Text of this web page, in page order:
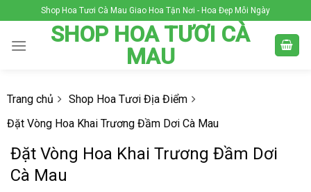
to
content
Shop Hoa Tươi Cà Mau Giao Hoa Tận Nơi - Hoa Đẹp Mỗi Ngày
SHOP HOA TƯƠI CÀ
MAU
Trang chủ
Shop Hoa Tươi Địa Điểm
Đặt Vòng Hoa Khai Trương Đầm Dơi Cà Mau
Đặt Vòng Hoa Khai Trương Đầm Dơi
Cà Mau